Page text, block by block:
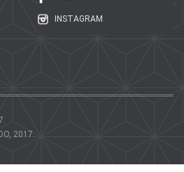
INSTAGRAM
2017.